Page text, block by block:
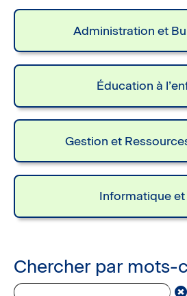
Administration et
Éducation à
Gestion et
Informatique et
Chercher par mots-